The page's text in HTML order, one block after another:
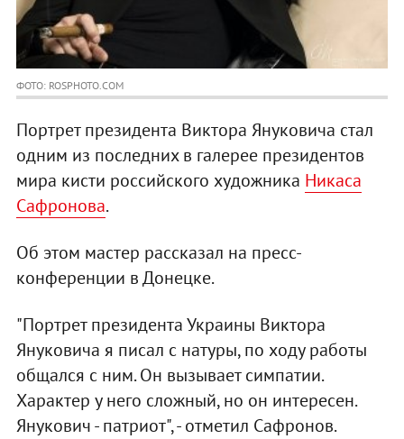
ФОТО: ROSPHOTO.COM
Портрет президента Виктора Януковича стал
одним из последних в галерее президентов
мира кисти российского художника Никаса
Сафронова.
Об этом мастер рассказал на пресс-
конференции в Донецке.
"Портрет президента Украины Виктора
Януковича я писал с натуры, по ходу работы
общался с ним. Он вызывает симпатии.
Характер у него сложный, но он интересен.
Янукович - патриот", - отметил Сафронов.